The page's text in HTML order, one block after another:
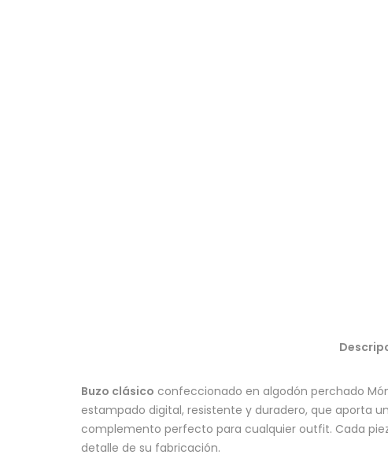
Buzo clásico confeccionado en algodón perchado
estampado digital, resistente y duradero, que aporta
complemento perfecto para cualquier outfit. Cada
detalle de su fabricación.